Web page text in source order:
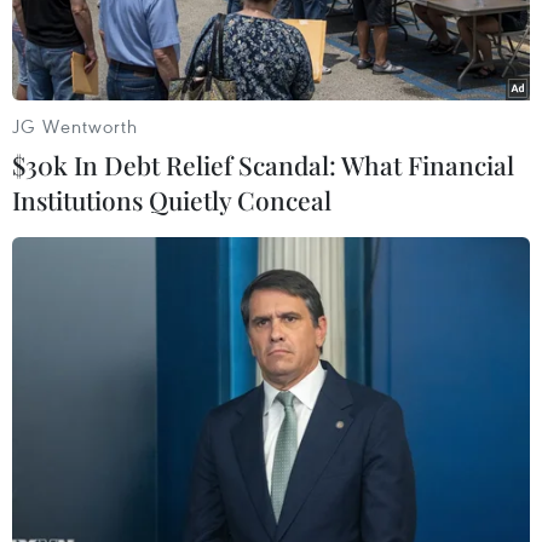
thang xung đột.
Tổng thống Belarus Alexander Lukashenko tại cuộc họp ở Saint
Petersburg, Nga ngày 29/1/2024. (Ảnh: AFP/TTXVN)
Trả lời phỏng vấn trên kênh truyền hình
Rossiya-1 của Nga ngày 18/8, Tổng thống
JG Wentworth
$30k In Debt Relief Scandal: What Financial
Institutions Quietly Conceal